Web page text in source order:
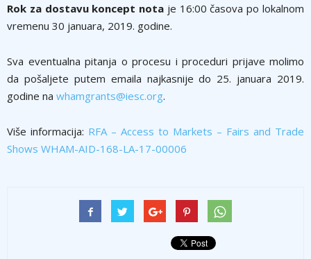
Rok za dostavu koncept nota je 16:00 časova po lokalnom
vremenu 30 januara, 2019. godine.
Sva eventualna pitanja o procesu i proceduri prijave molimo
da pošaljete putem emaila najkasnije do 25. januara 2019.
godine na whamgrants@iesc.org.
Više informacija: RFA – Access to Markets – Fairs and Trade
Shows WHAM-AID-168-LA-17-00006